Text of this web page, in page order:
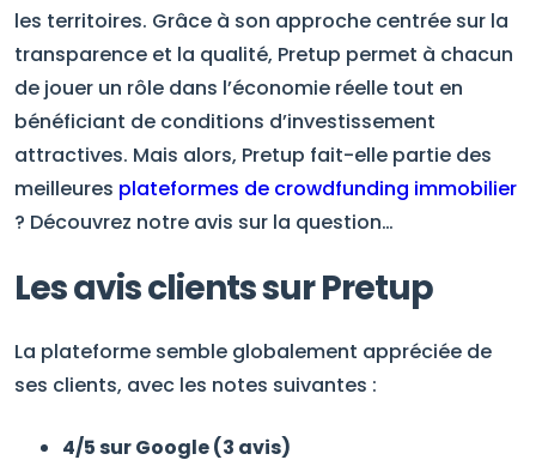
les territoires. Grâce à son approche centrée sur la
transparence et la qualité, Pretup permet à chacun
de jouer un rôle dans l’économie réelle tout en
bénéficiant de conditions d’investissement
attractives. Mais alors, Pretup fait-elle partie des
meilleures plateformes de crowdfunding immobilier
? Découvrez notre avis sur la question…
Les avis clients sur Pretup
La plateforme semble globalement appréciée de
ses clients, avec les notes suivantes :
4/5 sur Google (3 avis)